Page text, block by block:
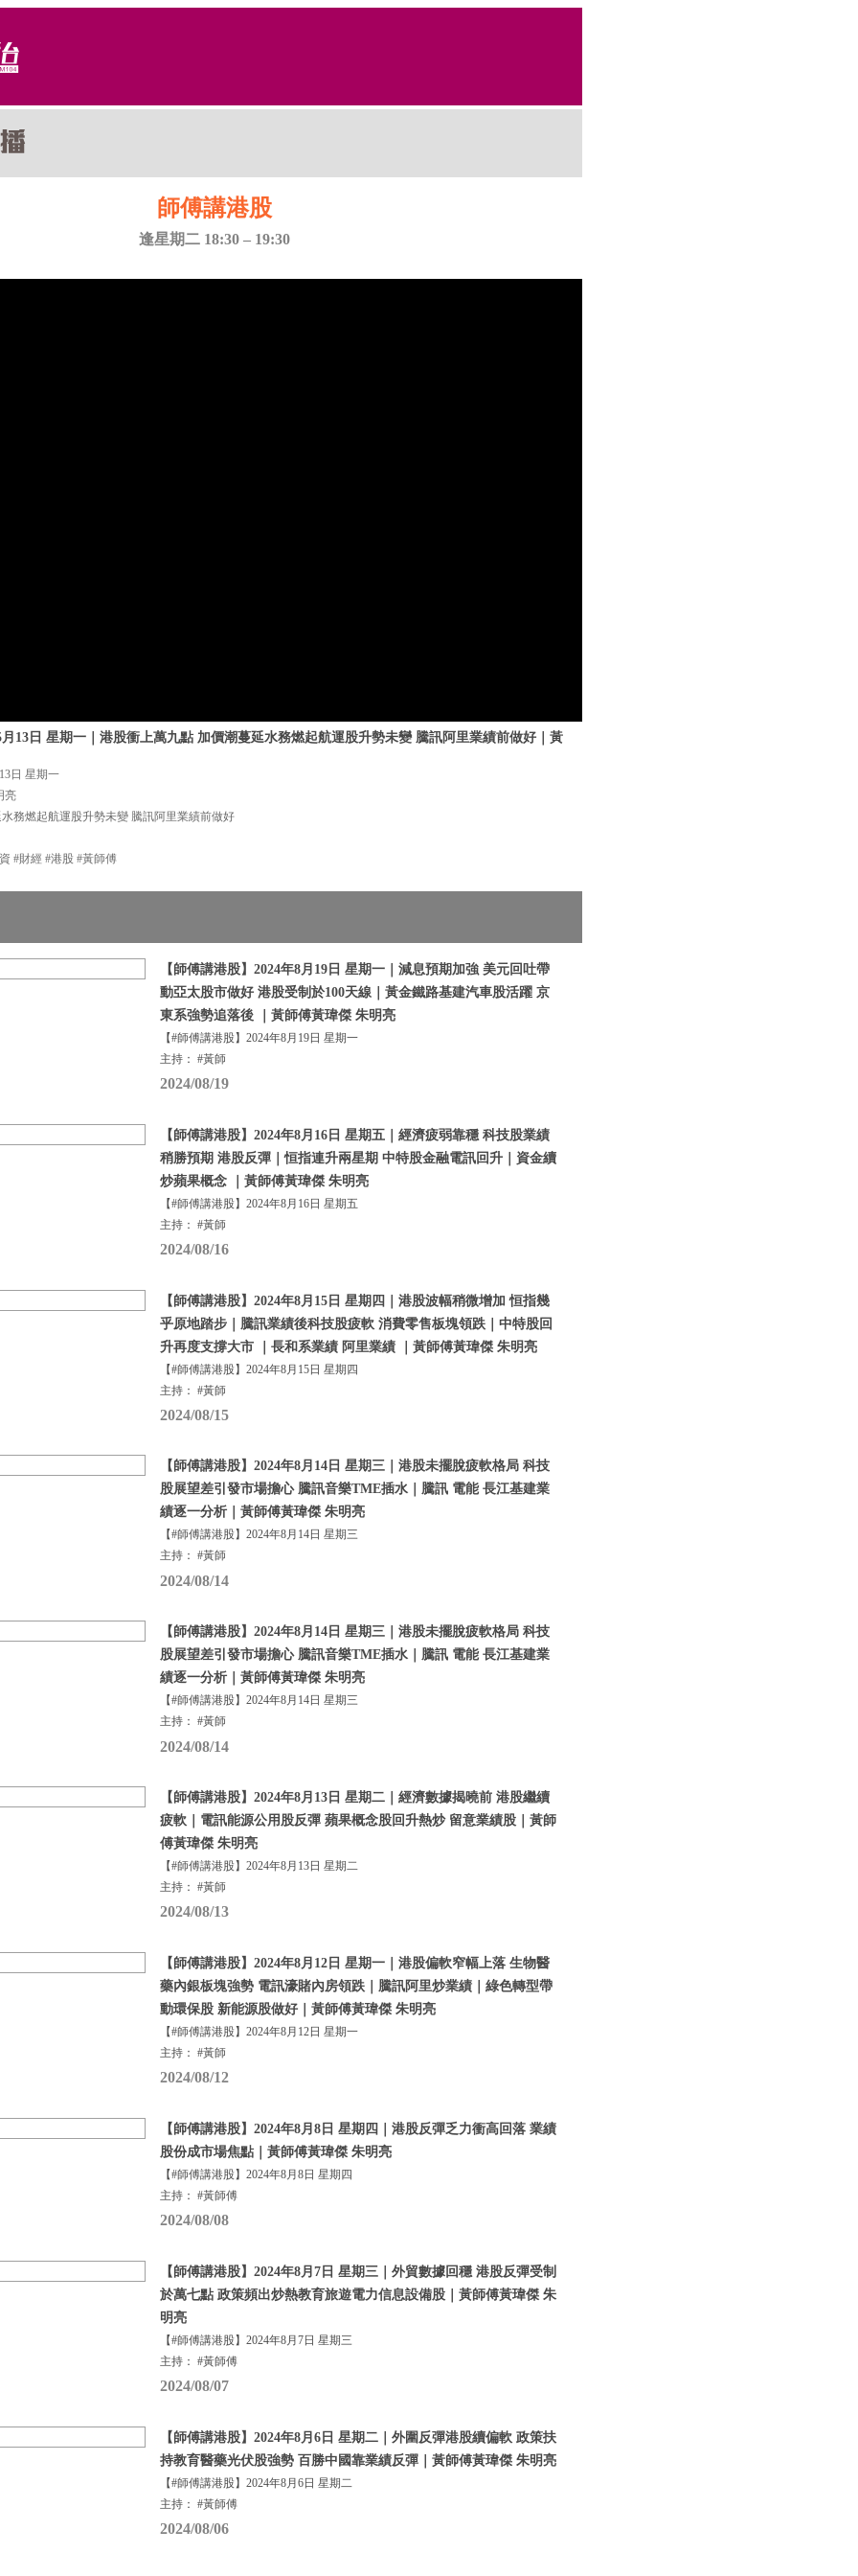
師傅講港股
逢星期二 18:30 – 19:30
13日 星期一｜港股衝上萬九點 加價潮蔓延水務燃起航運股升勢未變 騰訊阿里業績前做好｜黃
日 星期一
亮
務燃起航運股升勢未變 騰訊阿里業績前做好
#財經 #港股 #黃師傅
【師傅講港股】2024年8月19日 星期一｜減息預期加強 美元回吐帶
動亞太股市做好 港股受制於100天線｜黃金鐵路基建汽車股活躍 京
東系強勢追落後 ｜黃師傅黃瑋傑 朱明亮
【#師傅講港股】2024年8月19日 星期一
主持： #黃師
2024/08/19
【師傅講港股】2024年8月16日 星期五｜經濟疲弱靠穩 科技股業績
稍勝預期 港股反彈｜恒指連升兩星期 中特股金融電訊回升｜資金續
炒蘋果概念 ｜黃師傅黃瑋傑 朱明亮
【#師傅講港股】2024年8月16日 星期五
主持： #黃師
2024/08/16
【師傅講港股】2024年8月15日 星期四｜港股波幅稍微增加 恒指幾
乎原地踏步｜騰訊業績後科技股疲軟 消費零售板塊領跌｜中特股回
升再度支撐大市 ｜長和系業績 阿里業績 ｜黃師傅黃瑋傑 朱明亮
【#師傅講港股】2024年8月15日 星期四
主持： #黃師
2024/08/15
【師傅講港股】2024年8月14日 星期三｜港股未擺脫疲軟格局 科技
股展望差引發市場擔心 騰訊音樂TME插水｜騰訊 電能 長江基建業
績逐一分析｜黃師傅黃瑋傑 朱明亮
【#師傅講港股】2024年8月14日 星期三
主持： #黃師
2024/08/14
【師傅講港股】2024年8月14日 星期三｜港股未擺脫疲軟格局 科技
股展望差引發市場擔心 騰訊音樂TME插水｜騰訊 電能 長江基建業
績逐一分析｜黃師傅黃瑋傑 朱明亮
【#師傅講港股】2024年8月14日 星期三
主持： #黃師
2024/08/14
【師傅講港股】2024年8月13日 星期二｜經濟數據揭曉前 港股繼續
疲軟｜電訊能源公用股反彈 蘋果概念股回升熱炒 留意業績股｜黃師
傅黃瑋傑 朱明亮
【#師傅講港股】2024年8月13日 星期二
主持： #黃師
2024/08/13
【師傅講港股】2024年8月12日 星期一｜港股偏軟窄幅上落 生物醫
藥內銀板塊強勢 電訊濠賭內房領跌｜騰訊阿里炒業績｜綠色轉型帶
動環保股 新能源股做好｜黃師傅黃瑋傑 朱明亮
【#師傅講港股】2024年8月12日 星期一
主持： #黃師
2024/08/12
【師傅講港股】2024年8月8日 星期四｜港股反彈乏力衝高回落 業績
股份成市場焦點｜黃師傅黃瑋傑 朱明亮
【#師傅講港股】2024年8月8日 星期四
主持： #黃師傅
2024/08/08
【師傅講港股】2024年8月7日 星期三｜外貿數據回穩 港股反彈受制
於萬七點 政策頻出炒熱教育旅遊電力信息設備股｜黃師傅黃瑋傑 朱
明亮
【#師傅講港股】2024年8月7日 星期三
主持： #黃師傅
2024/08/07
【師傅講港股】2024年8月6日 星期二｜外圍反彈港股續偏軟 政策扶
持教育醫藥光伏股強勢 百勝中國靠業績反彈｜黃師傅黃瑋傑 朱明亮
【#師傅講港股】2024年8月6日 星期二
主持： #黃師傅
2024/08/06